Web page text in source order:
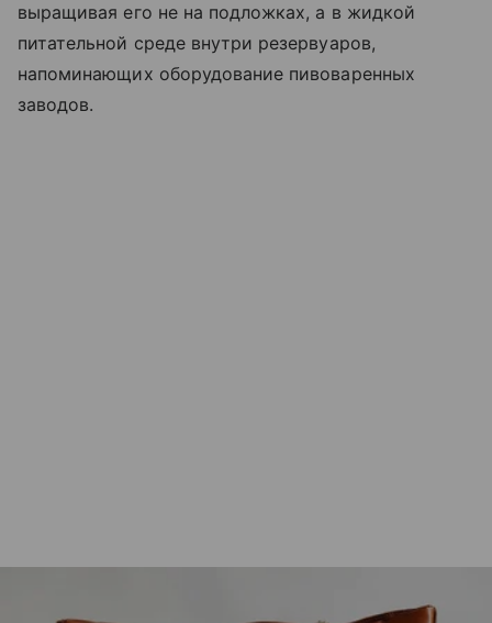
выращивая его не на подложках, а в жидкой
питательной среде внутри резервуаров,
напоминающих оборудование пивоваренных
заводов.